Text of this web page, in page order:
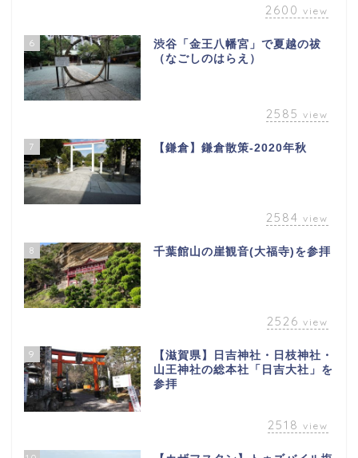
2600 view
6
渋谷「金王八幡宮」で夏越の祓
（なごしのはらえ）
2585 view
7 【鎌倉】鎌倉散策-2020年秋
2584 view
8 千葉館山の崖観音(大福寺)を参拝
2526 view
9
【滋賀県】日吉神社・日枝神社・
山王神社の総本社「日吉大社」を
参拝
2518 view